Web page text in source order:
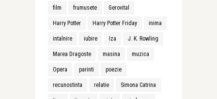
film frumusete Gerovital
Harry Potter Harry Potter Friday inima
intalnire iubire Iza J. K. Rowling
Marea Dragoste masina muzica
Opera parinti poezie
recunostinta relatie Simona Catrina